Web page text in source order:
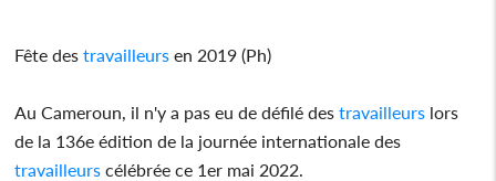
Fête des travailleurs en 2019 (Ph)
Au Cameroun, il n'y a pas eu de défilé des travailleurs lors
de la 136e édition de la journée internationale des
travailleurs célébrée ce 1er mai 2022.